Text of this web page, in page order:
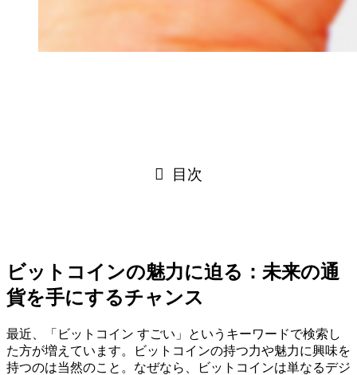
目次
ビットコインの魅力に迫る：未来の通
貨を手にするチャンス
最近、「ビットコイン すごい」というキーワードで検索し
た方が増えています。ビットコインの持つ力や魅力に興味を
持つのは当然のこと。なぜなら、ビットコインは単なるデジ